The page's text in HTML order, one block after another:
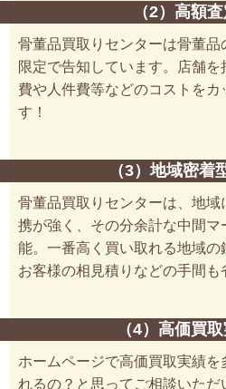
（2）高額
骨董品買取りセンターは骨董品
限定で告知しています。店舗を
費や人件費等などのコストをカ
す！
（3）地域密着
骨董品買取りセンターは、地
携が強く、その分余計な中間マ
能。一番高く買い取れる地域の
お客様の相見積りなどの手間も
（4）高価買
ホームページで高価買取実績
れるの？と思ってご相談いた